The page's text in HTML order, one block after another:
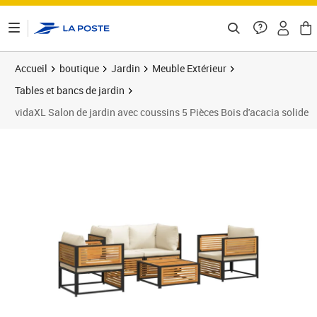
Accueil boutique Jardin
Meuble Extérieur
Tables et bancs de jardin
vidaXL Salon de jardin avec coussins 5 Pièces Bois d'acacia solide